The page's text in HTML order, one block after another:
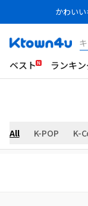
かわい
ベスト ランキ
All K-POP K-